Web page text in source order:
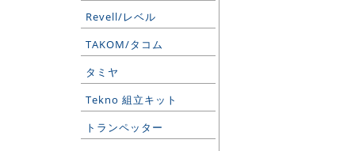
Revell/レベル
TAKOM/タコム
タミヤ
Tekno 組立キット
トランペッター